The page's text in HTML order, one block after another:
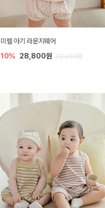
미렐 아기 라운지웨어
10% 28,800원 32,000원